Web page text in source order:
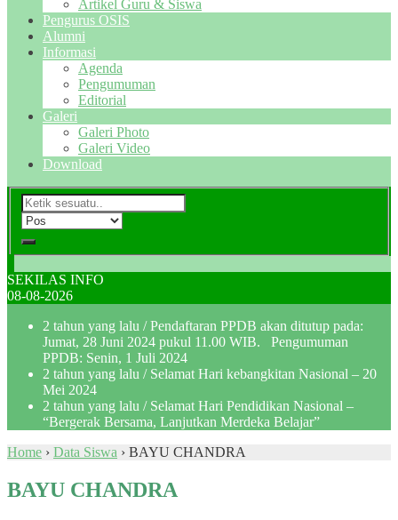
Artikel Guru & Siswa
Pengurus OSIS
Alumni
Informasi
Agenda
Pengumuman
Editorial
Galeri
Galeri Photo
Galeri Video
Download
SEKILAS INFO
08-08-2026
2 tahun yang lalu / Pendaftaran PPDB akan ditutup pada:
Jumat, 28 Juni 2024 pukul 11.00 WIB. Pengumuman
PPDB: Senin, 1 Juli 2024
2 tahun yang lalu / Selamat Hari kebangkitan Nasional – 20
Mei 2024
2 tahun yang lalu / Selamat Hari Pendidikan Nasional –
“Bergerak Bersama, Lanjutkan Merdeka Belajar”
Home › Data Siswa › BAYU CHANDRA
BAYU CHANDRA